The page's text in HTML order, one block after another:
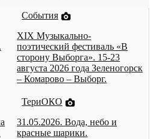
События
XIX Музыкально-
поэтический фестиваль «В
сторону Выборга». 15-23
августа 2026 года Зеленогорск
– Комарово – Выборг.
ТериОКО
31.05.2026. Вода, небо и
красные шарики.